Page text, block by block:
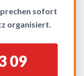
sofort
organisiert.
09